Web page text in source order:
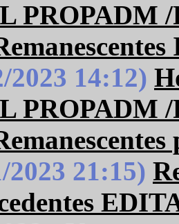
PROPADM /
2023 14:12)
PROPADM /
2023 21:15)